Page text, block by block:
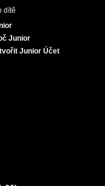
dítě
Junior
Junior Účet